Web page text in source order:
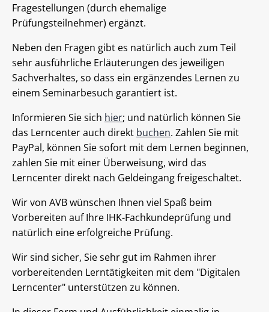
Fragestellungen (durch ehemalige
Prüfungsteilnehmer) ergänzt.
Neben den Fragen gibt es natürlich auch zum Teil
sehr ausführliche Erläuterungen des jeweiligen
Sachverhaltes, so dass ein ergänzendes Lernen zu
einem Seminarbesuch garantiert ist.
Informieren Sie sich hier; und natürlich können Sie
das Lerncenter auch direkt buchen. Zahlen Sie mit
PayPal, können Sie sofort mit dem Lernen beginnen,
zahlen Sie mit einer Überweisung, wird das
Lerncenter direkt nach Geldeingang freigeschaltet.
Wir von AVB wünschen Ihnen viel Spaß beim
Vorbereiten auf Ihre IHK-Fachkundeprüfung und
natürlich eine erfolgreiche Prüfung.
Wir sind sicher, Sie sehr gut im Rahmen ihrer
vorbereitenden Lerntätigkeiten mit dem "Digitalen
Lerncenter" unterstützen zu können.